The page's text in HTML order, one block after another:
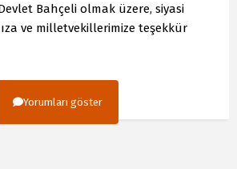
Bahçeli olmak üzere, siyasi
ve milletvekillerimize teşekkür
Yorumları göster